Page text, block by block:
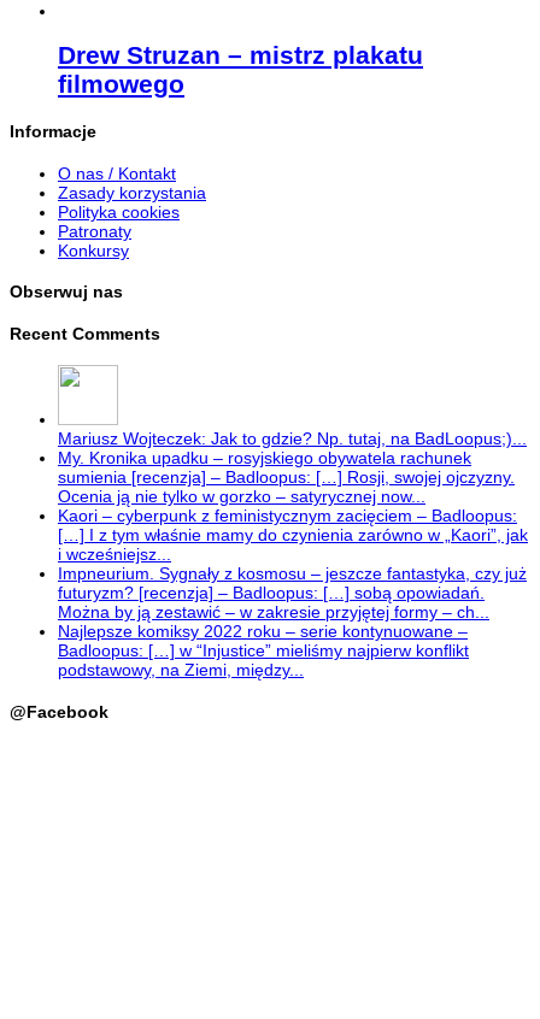
Drew Struzan – mistrz plakatu
filmowego
Informacje
O nas / Kontakt
Zasady korzystania
Polityka cookies
Patronaty
Konkursy
Obserwuj nas
Recent Comments
Mariusz Wojteczek: Jak to gdzie? Np. tutaj, na BadLoopus;)...
My. Kronika upadku – rosyjskiego obywatela rachunek
sumienia [recenzja] – Badloopus: […] Rosji, swojej ojczyzny.
Ocenia ją nie tylko w gorzko – satyrycznej now...
Kaori – cyberpunk z feministycznym zacięciem – Badloopus:
[…] I z tym właśnie mamy do czynienia zarówno w „Kaori”, jak
i wcześniejsz...
Impneurium. Sygnały z kosmosu – jeszcze fantastyka, czy już
futuryzm? [recenzja] – Badloopus: […] sobą opowiadań.
Można by ją zestawić – w zakresie przyjętej formy – ch...
Najlepsze komiksy 2022 roku – serie kontynuowane –
Badloopus: […] w “Injustice” mieliśmy najpierw konflikt
podstawowy, na Ziemi, między...
@Facebook